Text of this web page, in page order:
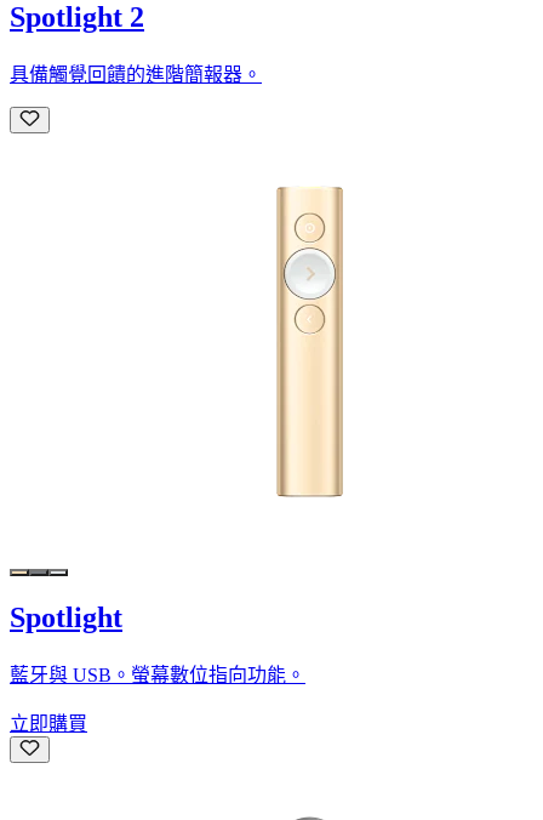
Spotlight 2
具備觸覺回饋的進階簡報器。
Spotlight
藍牙與 USB。螢幕數位指向功能。
立即購買